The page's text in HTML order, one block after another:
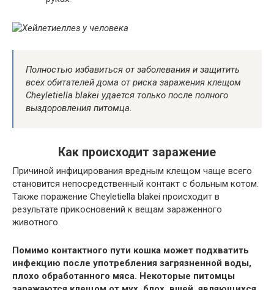
Полностью избавиться от заболевания и защитить
всех обитателей дома от риска заражения клещом
Cheyletiella blakei удается только после полного
выздоровления питомца.
Как происходит заражение
Причиной инфицирования вредным клещом чаще всего
становится непосредственный контакт с больным котом.
Также поражение Cheyletiella blakei происходит в
результате прикосновений к вещам зараженного
животного.
Помимо контактного пути кошка может подхватить
инфекцию после употребления загрязненной воды,
плохо обработанного мяса. Некоторые питомцы